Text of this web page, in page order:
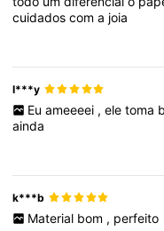
cuidadoscoma joia
I***y
Eu ameeeei , ele toma
ainda
k***b
Material bom , perfeito